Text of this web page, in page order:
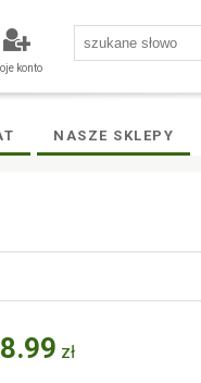
konto
NASZE SKLEPY
8.99 zł